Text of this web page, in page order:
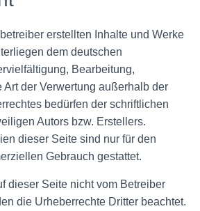
erstellten Inhalte und Werke
dem deutschen
Bearbeitung,
Art der Verwertung außerhalb der
bedürfen der schriftlichen
Autors bzw. Erstellers.
dieser Seite sind nur für den
Gebrauch gestattet.
dieser Seite nicht vom Betreiber
die Urheberrechte Dritter beachtet.